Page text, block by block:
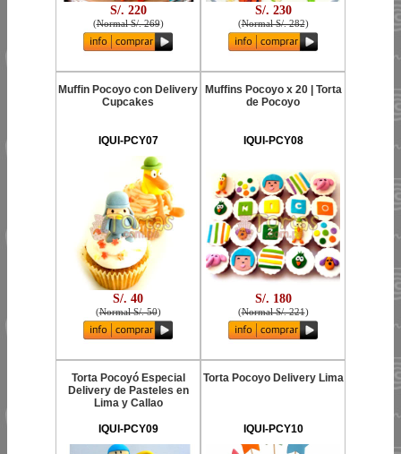
S/. 220
(Normal S/. 269)
S/. 230
(Normal S/. 282)
Muffin Pocoyo con Delivery
Cupcakes
IQUI-PCY07
S/. 40
(Normal S/. 50)
Muffins Pocoyo x 20 | Torta
de Pocoyo
IQUI-PCY08
S/. 180
(Normal S/. 221)
Torta Pocoyó Especial
Delivery de Pasteles en
Lima y Callao
IQUI-PCY09
Torta Pocoyo Delivery Lima
IQUI-PCY10